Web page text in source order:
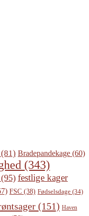
(81) Bradepandekage (60)
(343)
festlige kager
FSC (38) Fødselsdage (34)
(151) Haven